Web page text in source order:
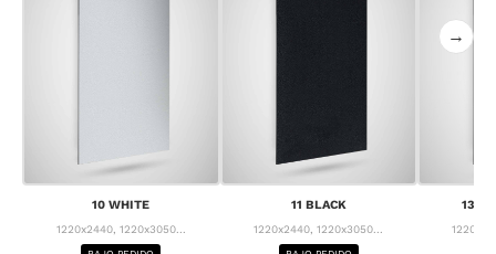
10 WHITE
1220x2440, 1220x3050...
11 BLACK
1220x2440, 1220x3050...
13
→